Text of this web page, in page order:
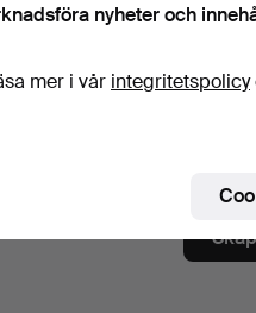
på Auctionets
nyheter och
mer i vår integritetspolicy